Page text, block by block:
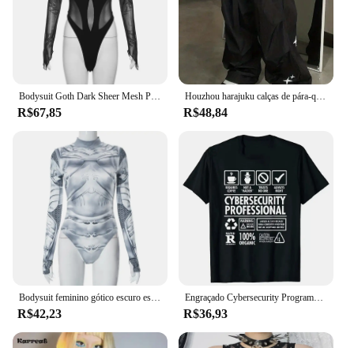
Bodysuit Goth Dark Sheer Mesh Patchwork para mulheres, camisetas de motociclista, bodysuit de manga longa, bodycon gótico, punk, cyber, Y2K, oco
R$67,85
Houzhou harajuku calças de pára-quedas mulheres oversized cyber y2k hip hop perna larga carga calças baggy preto corredores coreano streetwear
R$48,84
Bodysuit feminino gótico escuro estampado, camisetas de manga comprida, streetwear grunge, bodysuits na moda Y2K, cyber, punk, bodycon
R$42,23
Engraçado Cybersecurity Programmer T-shirt para Mulheres, Você clicou no link, Hacker Segurança, Cyber Hack, Presentes de aniversário, 70324
R$36,93